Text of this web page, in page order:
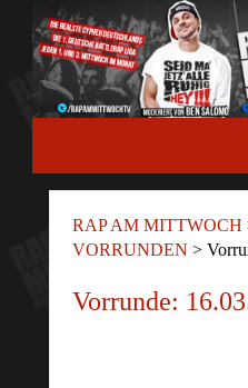
RAP AM MITTWOCH
VORRUNDEN >
Vorrunde: